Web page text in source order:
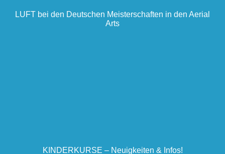
LUFT bei den Deutschen Meisterschaften in den Aerial
Arts
KINDERKURSE – Neuigkeiten & Infos!